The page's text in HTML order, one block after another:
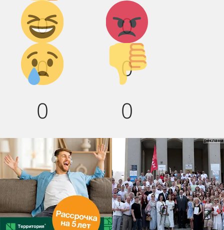
0 0
Дикий
смех!
0
Агрессия!
0
Грусть :(
0
Палец
вниз!
0